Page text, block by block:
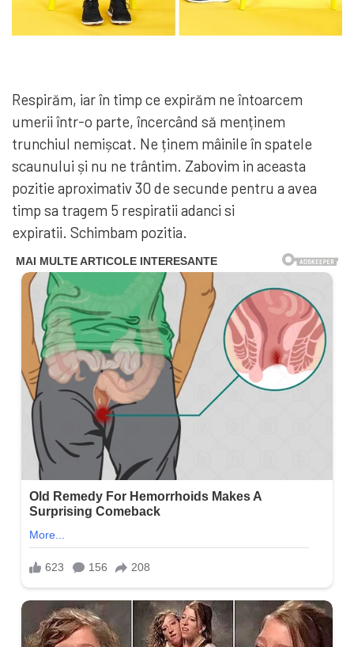
Respirăm, iar în timp ce expirăm ne întoarcem
umerii într-o parte, încercând să menținem
trunchiul nemișcat. Ne ținem mâinile în spatele
scaunului și nu ne trântim. Zabovim in aceasta
pozitie aproximativ 30 de secunde pentru a avea
timp sa tragem 5 respiratii adanci si
expiratii. Schimbam pozitia.